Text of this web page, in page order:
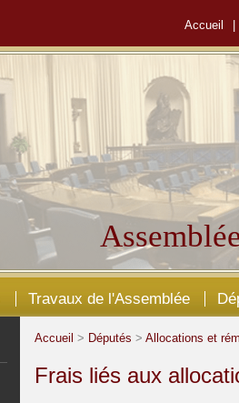
Accueil
Travaux de l'Assemblée
Accueil > Députés > Allocations et
Frais liés aux